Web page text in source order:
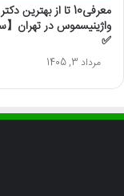
معرفی10 تا از بهترین دکتر
✅
مرداد 3, 1405